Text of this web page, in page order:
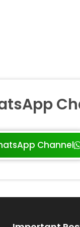
Channel